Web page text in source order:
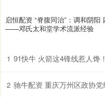
启恒配资 “脊腹同治”：调和阴阳
——邓氏太和堂学术流派经验
1 91快牛 火箭这4锋线惹人馋！3年轻
2 驰牛配资 重庆万州区政协党组副书记